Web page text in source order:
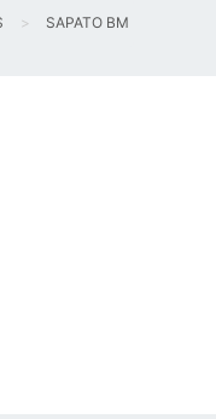
SAPATO BM